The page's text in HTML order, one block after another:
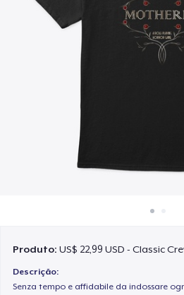
Venda em todo
Venda qualquer
Produto:US$ 22,99 USD - Classic
Descrição:
Senza tempo e affidabile da indossare